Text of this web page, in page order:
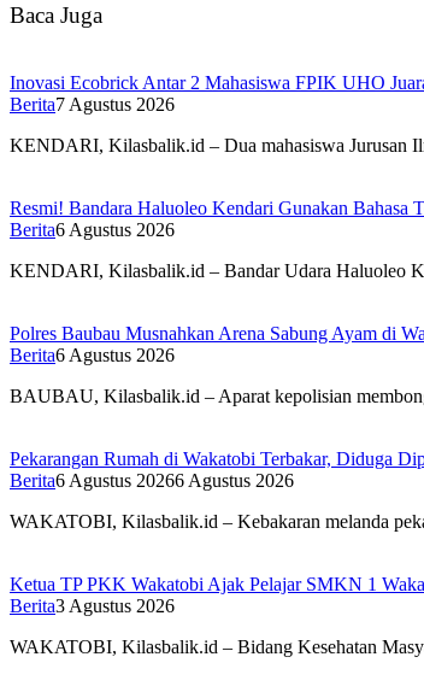
Baca Juga
Inovasi Ecobrick Antar 2 Mahasiswa FPIK UHO
Berita7 Agustus 2026
KENDARI, Kilasbalik.id – Dua mahasiswa Jurusan
Resmi! Bandara Haluoleo Kendari Gunakan Bahasa
Berita6 Agustus 2026
KENDARI, Kilasbalik.id – Bandar Udara Haluoleo
Polres Baubau Musnahkan Arena Sabung Ayam di
Berita6 Agustus 2026
BAUBAU, Kilasbalik.id – Aparat kepolisian
Pekarangan Rumah di Wakatobi Terbakar, Diduga
Berita6 Agustus 20266 Agustus 2026
WAKATOBI, Kilasbalik.id – Kebakaran melanda
Ketua TP PKK Wakatobi Ajak Pelajar SMKN 1
Berita3 Agustus 2026
WAKATOBI, Kilasbalik.id – Bidang Kesehatan